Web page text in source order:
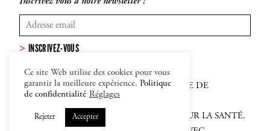
INSCRIVEZ-VOUS
MENTIONS LÉGALES–CGV–POLITIQUE DE
CONFIDENTIALITÉ ET COOKIES
L'ABUS D'ALCOOL EST DANGEREUX POUR LA SANTÉ.
Ce site Web utilise des cookies pour vous
garantir la meilleure expérience. Politique
de confidentialité Réglages
Rejeter Accepter